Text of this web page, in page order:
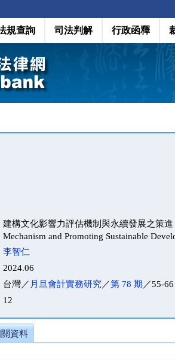
規查詢 司法判解 行政函釋
建構文化影響力評估機制與永續發展之策進
Mechanism and Promoting Sustainable
李智仁
2024.06
台灣／ 月旦會計實務研究／第 78 期 ／55-
12
資料